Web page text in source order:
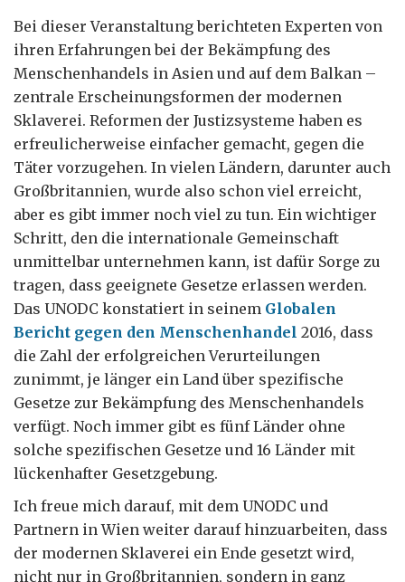
Bei dieser Veranstaltung berichteten Experten von
ihren Erfahrungen bei der Bekämpfung des
Menschenhandels in Asien und auf dem Balkan –
zentrale Erscheinungsformen der modernen
Sklaverei. Reformen der Justizsysteme haben es
erfreulicherweise einfacher gemacht, gegen die
Täter vorzugehen. In vielen Ländern, darunter auch
Großbritannien, wurde also schon viel erreicht,
aber es gibt immer noch viel zu tun. Ein wichtiger
Schritt, den die internationale Gemeinschaft
unmittelbar unternehmen kann, ist dafür Sorge zu
tragen, dass geeignete Gesetze erlassen werden.
Das UNODC konstatiert in seinem Globalen
Bericht gegen den Menschenhandel 2016, dass
die Zahl der erfolgreichen Verurteilungen
zunimmt, je länger ein Land über spezifische
Gesetze zur Bekämpfung des Menschenhandels
verfügt. Noch immer gibt es fünf Länder ohne
solche spezifischen Gesetze und 16 Länder mit
lückenhafter Gesetzgebung.
Ich freue mich darauf, mit dem UNODC und
Partnern in Wien weiter darauf hinzuarbeiten, dass
der modernen Sklaverei ein Ende gesetzt wird,
nicht nur in Großbritannien, sondern in ganz